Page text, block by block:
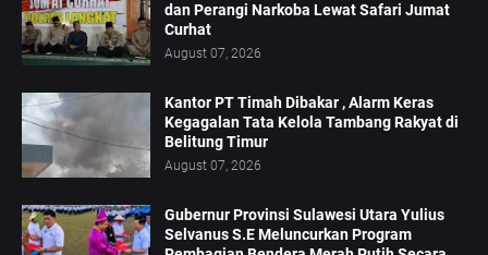
dan Perangi Narkoba Lewat Safari Jumat
Curhat
August 07, 2026
Kantor PT Timah Dibakar , Alarm Keras
Kegagalan Tata Kelola Tambang Rakyat di
Belitung Timur
August 07, 2026
Gubernur Provinsi Sulawesi Utara Yulius
Selvanus S.E Meluncurkan Program